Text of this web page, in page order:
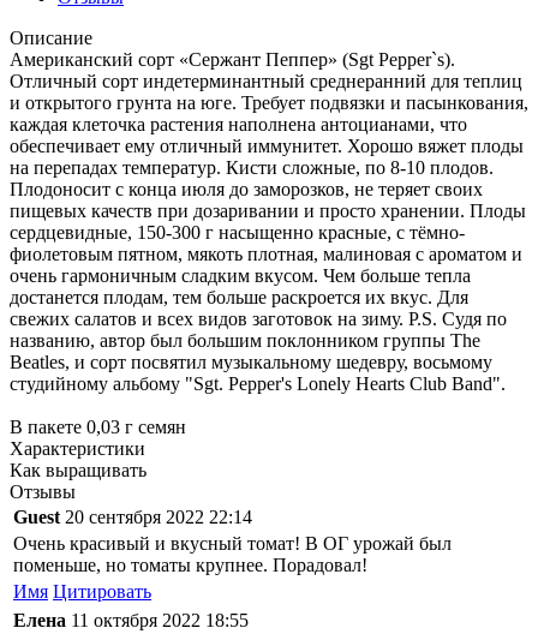
Описание
Американский сорт «Сержант Пеппер» (Sgt Pepper`s).
Отличный сорт индетерминантный среднеранний для теплиц
и открытого грунта на юге. Требует подвязки и пасынкования,
каждая клеточка растения наполнена антоцианами, что
обеспечивает ему отличный иммунитет. Хорошо вяжет плоды
на перепадах температур. Кисти сложные, по 8-10 плодов.
Плодоносит с конца июля до заморозков, не теряет своих
пищевых качеств при дозаривании и просто хранении. Плоды
сердцевидные, 150-300 г насыщенно красные, с тёмно-
фиолетовым пятном, мякоть плотная, малиновая с ароматом и
очень гармоничным сладким вкусом. Чем больше тепла
достанется плодам, тем больше раскроется их вкус. Для
свежих салатов и всех видов заготовок на зиму. P.S. Судя по
названию, автор был большим поклонником группы The
Beatles, и сорт посвятил музыкальному шедевру, восьмому
студийному альбому "Sgt. Pepper's Lonely Hearts Club Band".
В пакете 0,03 г семян
Характеристики
Как выращивать
Отзывы
Guest 20 сентября 2022 22:14
Очень красивый и вкусный томат! В ОГ урожай был
поменьше, но томаты крупнее. Порадовал!
Имя Цитировать
Елена 11 октября 2022 18:55